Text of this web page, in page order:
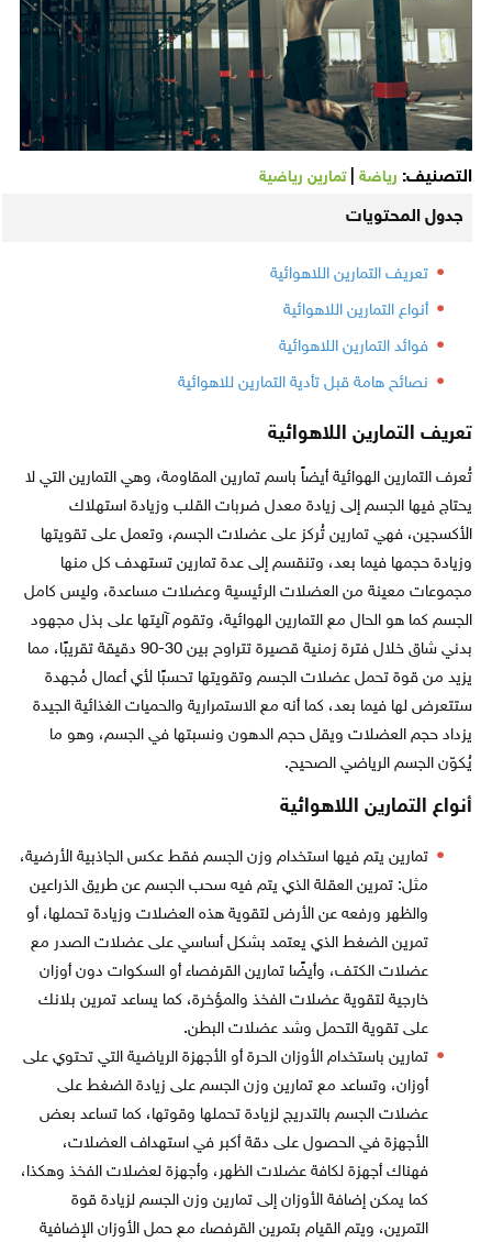
التصنيف: رياضة|تمارين رياضية
جدول المحتويات
تعريف التمارين اللاهوائية
أنواع التمارين اللاهوائية
فوائد التمارين اللاهوائية
نصائح هامة قبل تأدية التمارين للاهوائية
تعريف التمارين اللاهوائية
تُعرف التمارين الهوائية أيضاً باسم تمارين المقاومة، وهي التمارين التي لا
يحتاج فيها الجسم إلى زيادة معدل ضربات القلب وزيادة استهلاك
الأكسجين، فهي تمارين تُركز على عضلات الجسم، وتعمل على تقويتها
وزيادة حجمها فيما بعد، وتنقسم إلى عدة تمارين تستهدف كل منها
مجموعات معينة من العضلات الرئيسية وعضلات مساعدة، وليس كامل
الجسم كما هو الحال مع التمارين الهوائية، وتقوم آليتها على بذل مجهود
بدني شاق خلال فترة زمنية قصيرة تتراوح بين 30-90 دقيقة تقريبًا، مما
يزيد من قوة تحمل عضلات الجسم وتقويتها تحسبًا لأي أعمال مُجهدة
ستتعرض لها فيما بعد، كما أنه مع الاستمرارية والحميات الغذائية الجيدة
يزداد حجم العضلات ويقل حجم الدهون ونسبتها في الجسم، وهو ما
يُكوّن الجسم الرياضي الصحيح.
أنواع التمارين اللاهوائية
تمارين يتم فيها استخدام وزن الجسم فقط عكس الجاذبية الأرضية،
مثل: تمرين العقلة الذي يتم فيه سحب الجسم عن طريق الذراعين
والظهر ورفعه عن الأرض لتقوية هذه العضلات وزيادة تحملها، أو
تمرين الضغط الذي يعتمد بشكل أساسي على عضلات الصدر مع
عضلات الكتف، وأيضًا تمارين القرفصاء أو السكوات دون أوزان
خارجية لتقوية عضلات الفخذ والمؤخرة، كما يساعد تمرين بلانك
على تقوية التحمل وشد عضلات البطن.
تمارين باستخدام الأوزان الحرة أو الأجهزة الرياضية التي تحتوي على
أوزان، وتساعد مع تمارين وزن الجسم على زيادة الضغط على
عضلات الجسم بالتدريج لزيادة تحملها وقوتها، كما تساعد بعض
الأجهزة في الحصول على دقة أكبر في استهداف العضلات،
فهناك أجهزة لكافة عضلات الظهر، وأجهزة لعضلات الفخذ وهكذا،
كما يمكن إضافة الأوزان إلى تمارين وزن الجسم لزيادة قوة
التمرين، ويتم القيام بتمرين القرفصاء مع حمل الأوزان الإضافية